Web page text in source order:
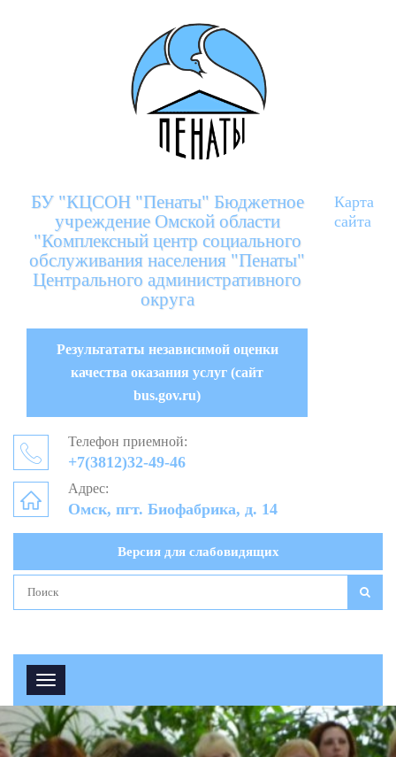
БУ "КЦСОН "Пенаты" Бюджетное
учреждение Омской области
"Комплексный центр социального
обслуживания населения "Пенаты"
Центрального административного
округа
Результататы независимой оценки
качества оказания услуг (сайт
bus.gov.ru)
Карта
сайта
Телефон приемной:
+7(3812)32-49-46
Адрес:
Омск, пгт. Биофабрика, д. 14
Версия для слабовидящих